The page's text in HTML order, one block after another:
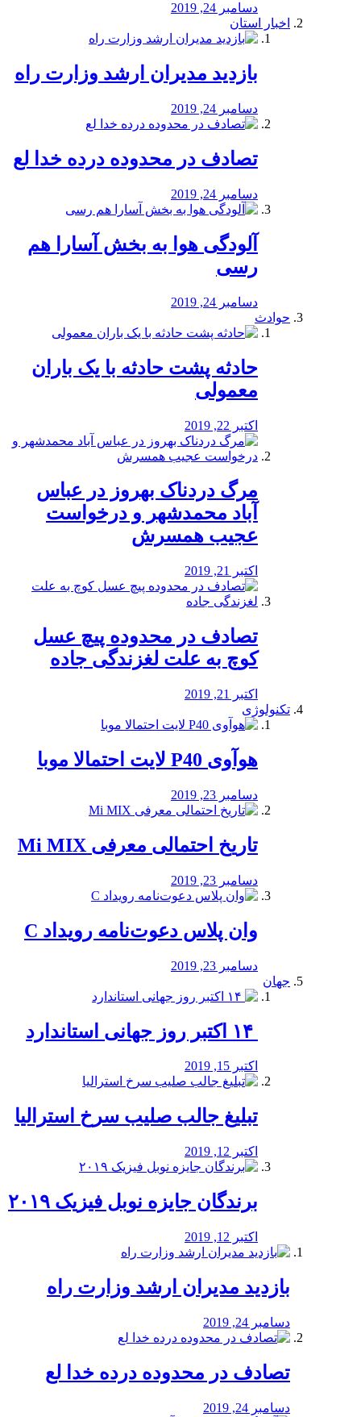
دسامبر 24, 2019
اخبار استان
بازدید مدیران ارشد وزارت راه
دسامبر 24, 2019
تصادف در محدوده درده خدا لع
دسامبر 24, 2019
آلودگی هوا به بخش آسارا هم
رسی
دسامبر 24, 2019
حوادث
️حادثه پشت حادثه با یک باران
معمولی
اکتبر 22, 2019
مرگ دردناک بهروز در عباس
آباد محمدشهر و درخواست
عجیب همسرش
اکتبر 21, 2019
تصادف در محدوده پیچ عسل
کوچ به علت لغزندگی جاده
اکتبر 21, 2019
تکنولوژی
هوآوی P40 لایت احتمالا موبا
دسامبر 23, 2019
تاریخ احتمالی معرفی Mi MIX
دسامبر 23, 2019
وان پلاس دعوت‌نامه رویداد C
دسامبر 23, 2019
جهان
اکتبر 15, 2019
تبلیغ جالب صلیب سرخ استرالیا
اکتبر 12, 2019
برندگان جایزه نوبل فیزیک ۲۰۱۹
اکتبر 12, 2019
بازدید مدیران ارشد وزارت راه
دسامبر 24, 2019
تصادف در محدوده درده خدا لع
دسامبر 24, 2019